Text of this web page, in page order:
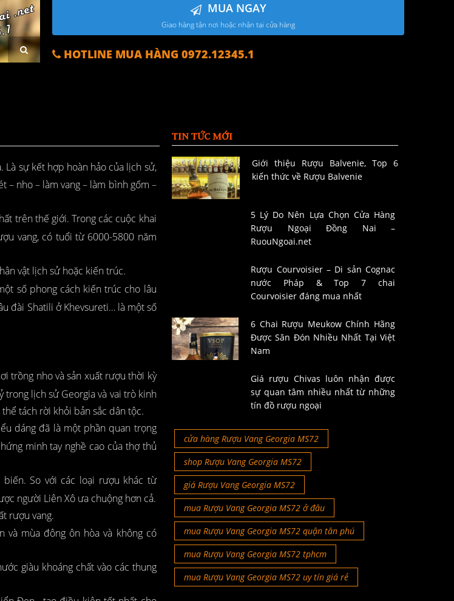
MUA NGAY
Giao hàng tận nơi hoặc nhận tại cửa hàng
HOTLINE MUA HÀNG 0972.12345.1
sự kết hợp hoàn hảo của lịch sử,
– nho – làm vang – làm bình gốm –
trên thế giới. Trong các cuộc khai
vang, có tuổi từ 6000-5800 năm
vật lịch sử hoặc kiến trúc.
số phong cách kiến trúc cho lâu
đài Shatili ở Khevsureti… là một số
trồng nho và sản xuất rượu thời kỳ
trong lịch sử Georgia và vai trò kinh
tách rời khỏi bản sắc dân tộc.
dáng đã là một phần quan trọng
minh tay nghề cao của thợ thủ
So với các loại rượu khác từ
người Liên Xô ưa chuộng hơn cả.
rượu vang.
và mùa đông ôn hòa và không có
giàu khoáng chất vào các thung
TIN TỨC MỚI
Giới thiệu Rượu Balvenie, Top 6
kiến thức về Rượu Balvenie
5 Lý Do Nên Lựa Chọn Cửa Hàng
Rượu Ngoại Đồng Nai –
RuouNgoai.net
Rượu Courvoisier – Di sản Cognac
nước Pháp & Top 7 chai
Courvoisier đáng mua nhất
6 Chai Rượu Meukow Chính Hãng
Được Săn Đón Nhiều Nhất Tại Việt
Nam
Giá rượu Chivas luôn nhận được
sự quan tâm nhiều nhất từ những
tín đồ rượu ngoại
cửa hàng Rượu Vang Georgia MS72
shop Rượu Vang Georgia MS72
giá Rượu Vang Georgia MS72
mua Rượu Vang Georgia MS72 ở đâu
mua Rượu Vang Georgia MS72 quận tân phú
mua Rượu Vang Georgia MS72 tphcm
mua Rượu Vang Georgia MS72 uy tín giá rẻ